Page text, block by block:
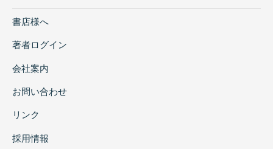
書店様へ
著者ログイン
会社案内
お問い合わせ
リンク
採用情報